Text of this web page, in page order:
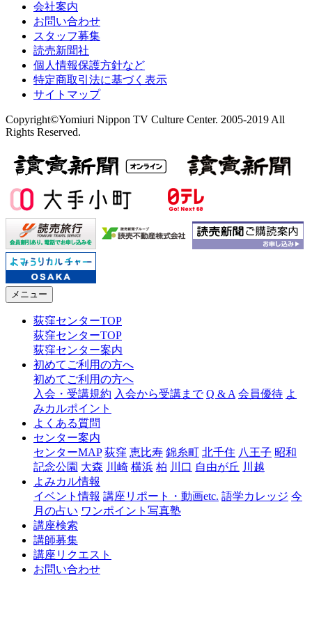
会社案内
お問い合わせ
スタッフ募集
読売新聞社
個人情報保護方針など
特定商取引法に基づく表示
サイトマップ
Copyright©Yomiuri Nippon TV Culture Center. 2005-2019 All
Rights Reserved.
メニュー
荻窪センターTOP
荻窪センターTOP
荻窪センター案内
初めてご利用の方へ
初めてご利用の方へ
入会・受講規約 入会から受講まで Q & A 会員優待 よ
みカルポイント
よくある質問
センター案内
センターMAP 荻窪 恵比寿 錦糸町 北千住 八王子 昭和
記念公園 大森 川崎 横浜 柏 川口 自由が丘 川越
よみカル情報
イベント情報 講座リポート・動画etc. 語学カレッジ 今
月の占い ワンポイント写真塾
講座検索
講師募集
講座リクエスト
お問い合わせ